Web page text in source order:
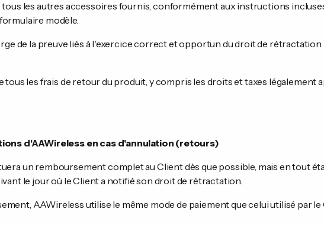
les autres accessoires fournis, conformément aux instructions
modèle.
de la preuve liés à l'exercice correct et opportun du droit de
tous les frais de retour du produit, y compris les droits et taxes légalement
d'AAWireless en cas d'annulation (retours)
un remboursement complet au Client dès que possible, mais en tout
le jour où le Client a notifié son droit de rétractation.
AAWireless utilise le même mode de paiement que celui utilisé par